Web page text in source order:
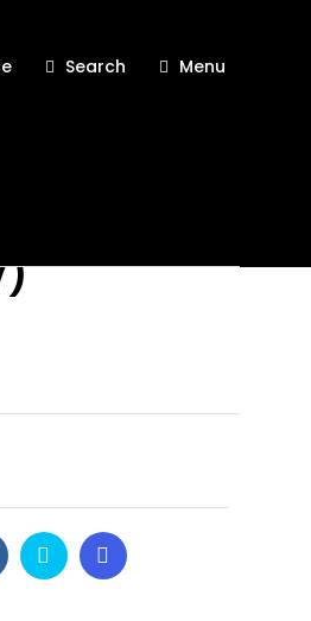
Search Menu